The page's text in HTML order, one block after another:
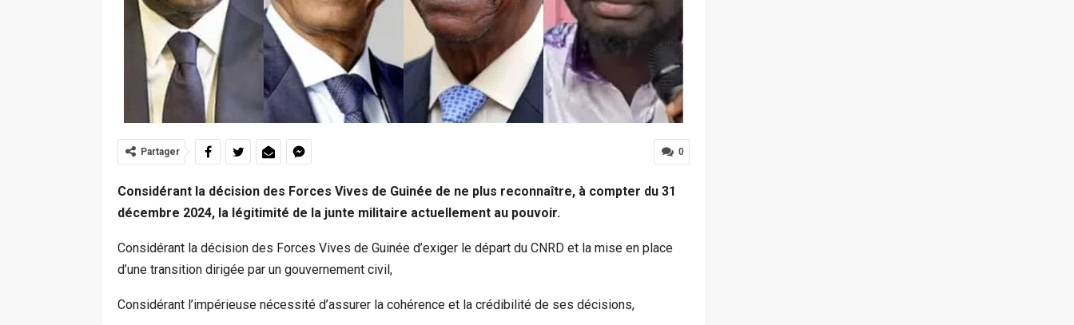
0
Partager
Considérant la décision des Forces Vives de Guinée de ne plus reconnaître, à compter du 31
décembre 2024, la légitimité de la junte militaire actuellement au pouvoir.
Considérant la décision des Forces Vives de Guinée d’exiger le départ du CNRD et la mise en place
d’une transition dirigée par un gouvernement civil,
Considérant l’impérieuse nécessité d’assurer la cohérence et la crédibilité de ses décisions,